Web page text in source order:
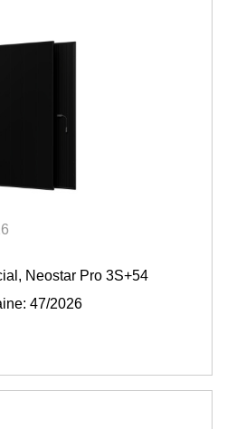
Neostar Pro 3S+54
47/2026